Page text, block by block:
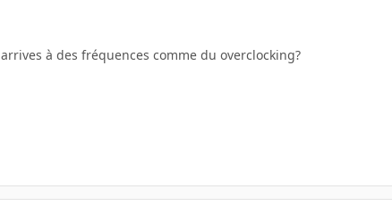
à des fréquences comme du overclocking?